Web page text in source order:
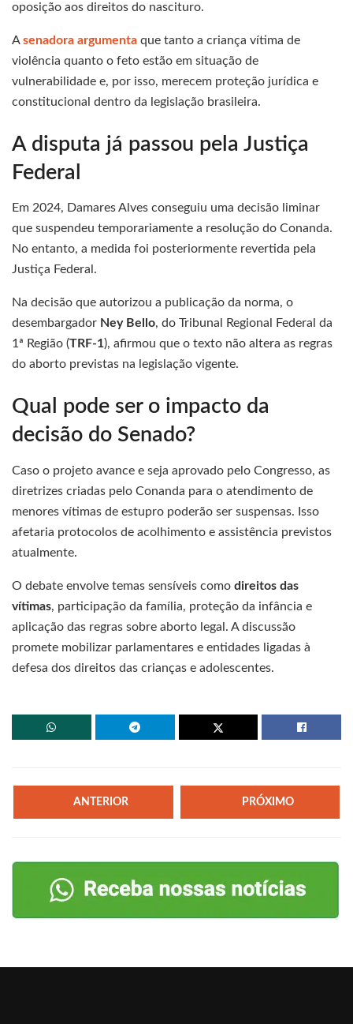
oposição aos direitos do nascituro.
Asenadora argumenta que tanto a criança vítima de
violência quanto o feto estão em situação de
vulnerabilidade e, por isso, merecem proteção jurídica e
constitucional dentro da legislação brasileira.
A disputa já passou pela Justiça
Federal
Em 2024, Damares Alves conseguiu uma decisão liminar
que suspendeu temporariamente a resolução do Conanda.
No entanto, a medida foi posteriormente revertida pela
Justiça Federal.
Na decisão que autorizou a publicação da norma, o
desembargador Ney Bello, do Tribunal Regional Federal da
1ª Região (TRF-1), afirmou que o texto não altera as regras
do aborto previstas na legislação vigente.
Qual pode ser o impacto da
decisão do Senado?
Caso o projeto avance e seja aprovado pelo Congresso, as
diretrizes criadas pelo Conanda para o atendimento de
menores vítimas de estupro poderão ser suspensas. Isso
afetaria protocolos de acolhimento e assistência previstos
atualmente.
O debate envolve temas sensíveis como direitos das
vítimas, participação da família, proteção da infância e
aplicação das regras sobre aborto legal. A discussão
promete mobilizar parlamentares e entidades ligadas à
defesa dos direitos das crianças e adolescentes.
ANTERIOR PRÓXIMO